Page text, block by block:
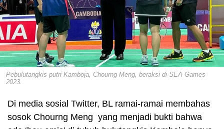
Pebulutangkis putri Kamboja, Chourng Meng, beraksi di SEA Games
2023.
Di media sosial Twitter, BL ramai-ramai membahas
sosok Chourng Meng yang menjadi bukti bahwa